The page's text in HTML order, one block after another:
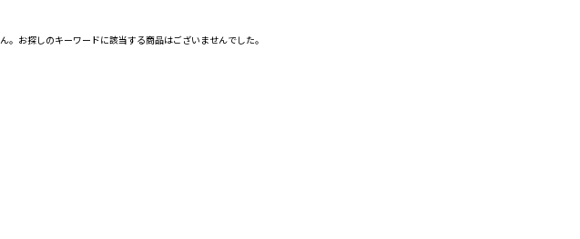
。お探しのキーワードに該当する商品はございませんでした。